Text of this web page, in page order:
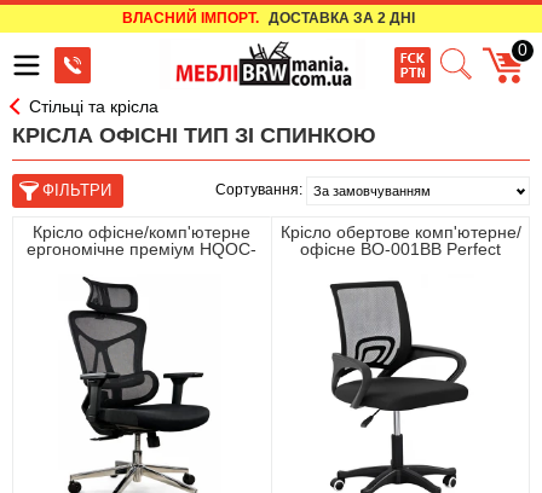
ВЛАСНИЙ ІМПОРТ. ДОСТАВКА ЗА 2 ДНІ
0
Стільці та крісла
КРІСЛА ОФІСНІ ТИП ЗІ СПИНКОЮ
Сортування:
Крісло офісне/комп'ютерне
ергономічне преміум HQOC-
Крісло обертове комп'ютерне/
офісне BO-001BB Perfect